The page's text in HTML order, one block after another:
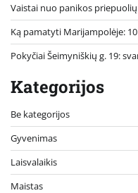
Vaistai nuo panikos
Ką pamatyti Marijampolėje:
Pokyčiai Šeimyniškių g. 19:
Kategorijos
Be kategorijos
Gyvenimas
Laisvalaikis
Maistas